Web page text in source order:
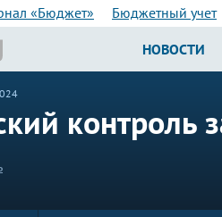
«Бюджет» Бюджетный учет
НОВОСТИ
контроль